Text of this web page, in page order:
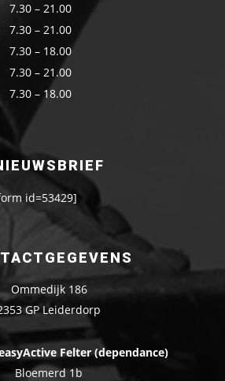
7.30 – 21.00
7.30 – 21.00
7.30 – 18.00
7.30 – 21.00
7.30 – 18.00
id=53429]
Ommedijk 186
GP Leiderdorp
Felter (dependance)
Bloemerd 1b